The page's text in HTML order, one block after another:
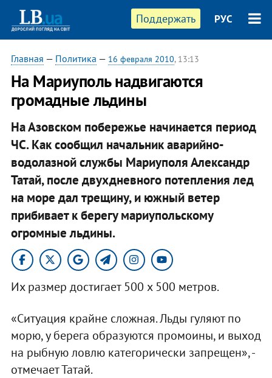
Поддержать РУС
Главная — Политика — 16 февраля 2010, 13:13
На Мариуполь надвигаются
громадные льдины
На Азовском побережье начинается период
ЧС. Как сообщил начальник аварийно-
водолазной службы Мариуполя Александр
Татай, после двухдневного потепления лед
на море дал трещину, и южный ветер
прибивает к берегу мариупольскому
огромные льдины.
Их размер достигает 500 х 500 метров.
«Ситуация крайне сложная. Льды гуляют по
морю, у берега образуются промоины, и выход
на рыбную ловлю категорически запрещен», -
отмечает Татай.